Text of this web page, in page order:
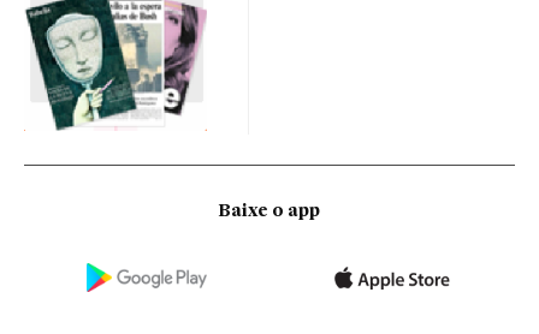
Baixe o app